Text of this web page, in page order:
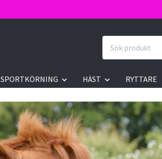
SPORTKÖRNING HÄST RYTTARE